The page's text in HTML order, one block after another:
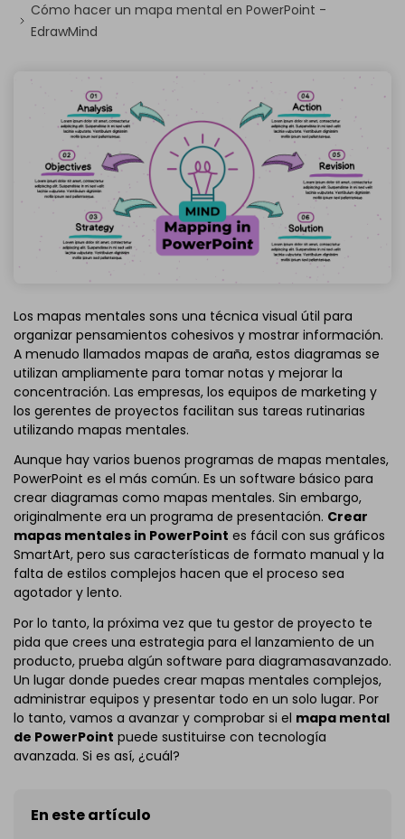
Cómo hacer un mapa mental en PowerPoint -
EdrawMind
Los mapas mentales sons una técnica visual útil para
organizar pensamientos cohesivos y mostrar información.
A menudo llamados mapas de araña, estos diagramas se
utilizan ampliamente para tomar notas y mejorar la
concentración. Las empresas, los equipos de marketing y
los gerentes de proyectos facilitan sus tareas rutinarias
utilizando mapas mentales.
Aunque hay varios buenos programas de mapas mentales,
PowerPoint es el más común. Es un software básico para
crear diagramas como mapas mentales. Sin embargo,
originalmente era un programa de presentación. Crear
mapas mentales in PowerPoint es fácil con sus gráficos
SmartArt, pero sus características de formato manual y la
falta de estilos complejos hacen que el proceso sea
agotador y lento.
Por lo tanto, la próxima vez que tu gestor de proyecto te
pida que crees una estrategia para el lanzamiento de un
producto, prueba algún software para diagramasavanzado.
Un lugar donde puedes crear mapas mentales complejos,
administrar equipos y presentar todo en un solo lugar. Por
lo tanto, vamos a avanzar y comprobar si el mapa mental
de PowerPoint puede sustituirse con tecnología
avanzada. Si es así, ¿cuál?
En este artículo